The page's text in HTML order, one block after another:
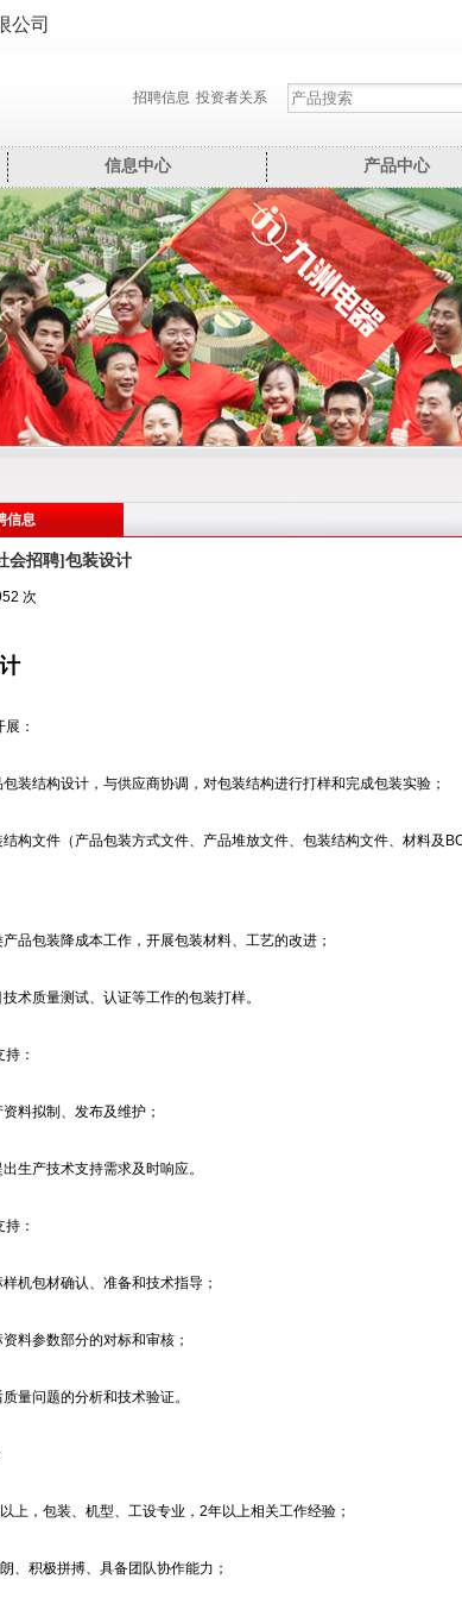
公司
招聘信息 投资者关系
信息中心 产品中心
信息
会招聘]包装设计
次
：
装结构设计，与供应商协调，对包装结构进行打样和完成包装实验；
构文件（产品包装方式文件、产品堆放文件、包装结构文件、材料及
品包装降成本工作，开展包装材料、工艺的改进；
术质量测试、认证等工作的包装打样。
：
料拟制、发布及维护；
生产技术支持需求及时响应。
：
机包材确认、准备和技术指导；
料参数部分的对标和审核；
量问题的分析和技术验证。
上，包装、机型、工设专业，2年以上相关工作经验；
、积极拼搏、具备团队协作能力；